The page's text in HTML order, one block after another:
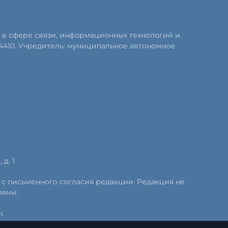
сфере связи, информационных технологий и
Учредитель: муниципальное автономное
1
письменного согласия редакции. Редакция не